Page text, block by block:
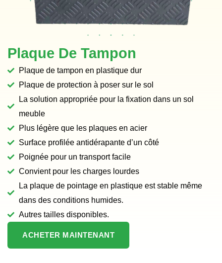
Plaque De Tampon
Plaque de tampon en plastique dur
Plaque de protection à poser sur le sol
La solution appropriée pour la fixation dans un sol
meuble
Plus légère que les plaques en acier
Surface profilée antidérapante d’un côté
Poignée pour un transport facile
Convient pour les charges lourdes
La plaque de pointage en plastique est stable même
dans des conditions humides.
Autres tailles disponibles.
ACHETER MAINTENANT